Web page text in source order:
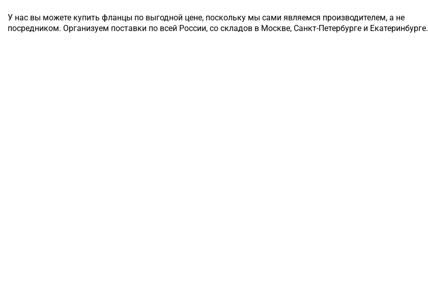
У нас вы можете купить фланцы по выгодной цене, поскольку мы сами являемся производителем, а не
посредником. Организуем поставки по всей России, со складов в Москве, Санкт-Петербурге и Екатеринбурге.